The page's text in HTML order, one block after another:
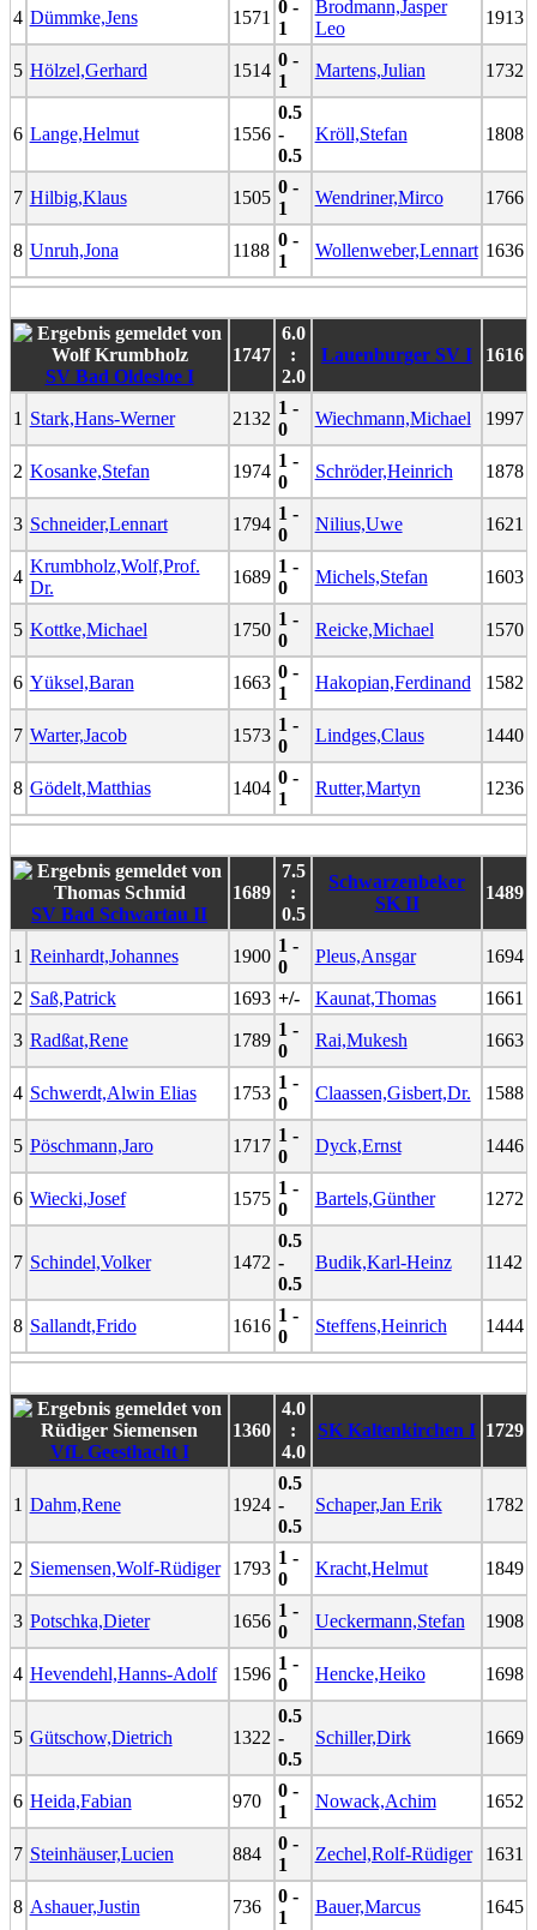
4 Dümmke,Jens 1571
0 -
1
Brodmann,Jasper
Leo
1913
5 Hölzel,Gerhard 1514
0 -
1
Martens,Julian 1732
6 Lange,Helmut 1556
0.5
-
0.5
Kröll,Stefan 1808
7 Hilbig,Klaus 1505
0 -
1
Wendriner,Mirco 1766
8 Unruh,Jona 1188
0 -
1
Wollenweber,Lennart 1636
SV Bad Oldesloe I
1747
6.0
:
2.0
Lauenburger SV I 1616
1 Stark,Hans-Werner 2132
1 -
0
Wiechmann,Michael 1997
2 Kosanke,Stefan 1974
1 -
0
Schröder,Heinrich 1878
3 Schneider,Lennart 1794
1 -
0
Nilius,Uwe 1621
4
Krumbholz,Wolf,Prof.
Dr.
1689
1 -
0
Michels,Stefan 1603
5 Kottke,Michael 1750
1 -
0
Reicke,Michael 1570
6 Yüksel,Baran 1663
0 -
1
Hakopian,Ferdinand 1582
7 Warter,Jacob 1573
1 -
0
Lindges,Claus 1440
8 Gödelt,Matthias 1404
0 -
1
Rutter,Martyn 1236
SV Bad Schwartau II
1689
7.5
:
0.5
Schwarzenbeker
SK II
1489
1 Reinhardt,Johannes 1900
1 -
0
Pleus,Ansgar 1694
2 Saß,Patrick 1693 +/- Kaunat,Thomas 1661
3 Radßat,Rene 1789
1 -
0
Rai,Mukesh 1663
4 Schwerdt,Alwin Elias 1753
1 -
0
Claassen,Gisbert,Dr. 1588
5 Pöschmann,Jaro 1717
1 -
0
Dyck,Ernst 1446
6 Wiecki,Josef 1575
1 -
0
Bartels,Günther 1272
7 Schindel,Volker 1472
0.5
-
0.5
Budik,Karl-Heinz 1142
8 Sallandt,Frido 1616
1 -
0
Steffens,Heinrich 1444
VfL Geesthacht I
1360
4.0
:
4.0
SK Kaltenkirchen I 1729
1 Dahm,Rene 1924
0.5
-
0.5
Schaper,Jan Erik 1782
2 Siemensen,Wolf-Rüdiger 1793
1 -
0
Kracht,Helmut 1849
3 Potschka,Dieter 1656
1 -
0
Ueckermann,Stefan 1908
4 Hevendehl,Hanns-Adolf 1596
1 -
0
Hencke,Heiko 1698
5 Gütschow,Dietrich 1322
0.5
-
0.5
Schiller,Dirk 1669
6 Heida,Fabian 970
0 -
1
Nowack,Achim 1652
7 Steinhäuser,Lucien 884
0 -
1
Zechel,Rolf-Rüdiger 1631
8 Ashauer,Justin 736
0 -
1
Bauer,Marcus 1645